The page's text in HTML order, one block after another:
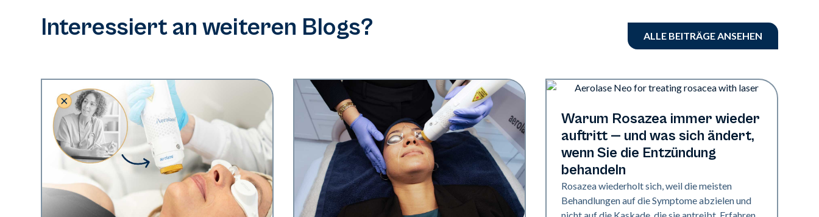
Interessiert an weiteren Blogs? ALLE BEITRÄGE ANSEHEN
Gesundheit der Haut
Warum Rosazea immer wieder
auftritt — und was sich ändert,
wenn Sie die Entzündung
behandeln
Rosazea wiederholt sich, weil die meisten
Behandlungen auf die Symptome abzielen und